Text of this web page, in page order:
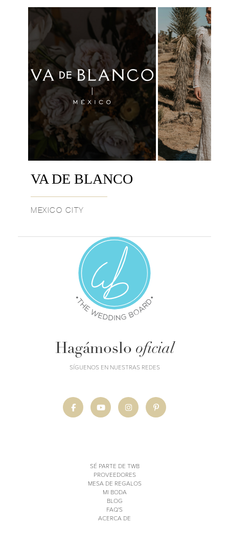
VA DE BLANCO
MEXICO CITY
Hagámoslo oficial
SÍGUENOS EN NUESTRAS REDES
SÉ PARTE DE TWB
PROVEEDORES
MESA DE REGALOS
MI BODA
BLOG
FAQ'S
ACERCA DE